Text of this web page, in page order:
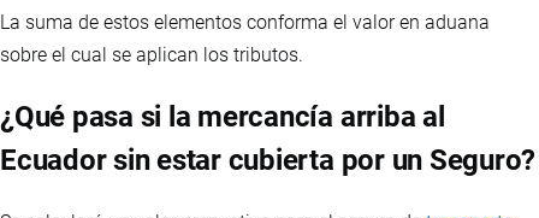
La suma de estos elementos conforma el valor en aduana
sobre el cual se aplican los tributos.
¿Qué pasa si la mercancía arriba al
Ecuador sin estar cubierta por un Seguro?